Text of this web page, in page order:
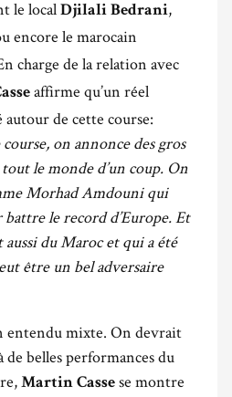
le local Djilali Bedrani,
encore le marocain
charge de la relation avec
affirme qu’un réel
autour de cette course:
course, on annonce des gros
le monde d’un coup. On
Morhad Amdouni qui
le record d’Europe. Et
du Maroc et qui a été
être un bel adversaire
entendu mixte. On devrait
de belles performances du
Martin Casse se montre